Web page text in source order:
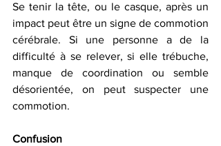
Se tenir la tête, ou le casque, après un
impact peut être un signe de commotion
cérébrale. Si une personne a de la
difficulté à se relever, si elle trébuche,
manque de coordination ou semble
désorientée, on peut suspecter une
commotion.
Confusion